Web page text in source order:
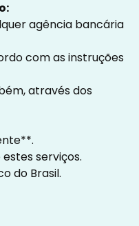
agência bancária
com as instruções
através dos
serviços.
do Brasil.